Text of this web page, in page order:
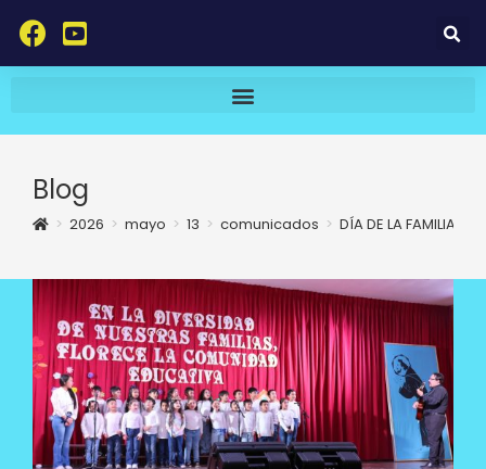
Blog
> 2026 > mayo > 13 > comunicados > DÍA DE LA FAMILIA.